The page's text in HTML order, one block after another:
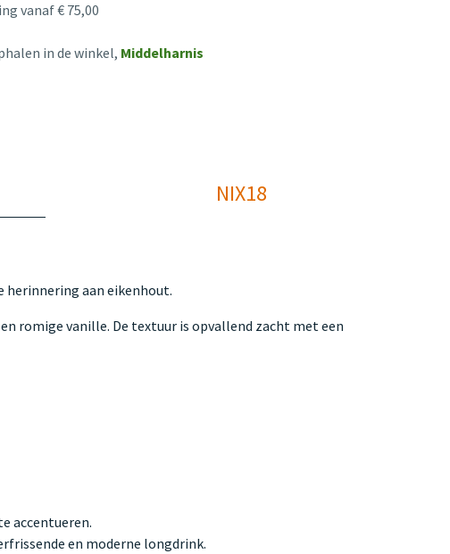
vanaf € 75,00
in de winkel, Middelharnis
NIX18
herinnering aan eikenhout.
romige vanille. De textuur is opvallend zacht met een
accentueren.
en moderne longdrink.